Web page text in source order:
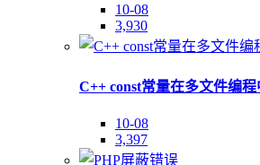
10-08
3,930
C++ const常量在多文件编
10-08
3,397